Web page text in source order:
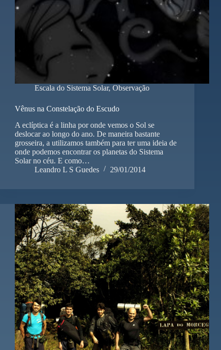
Escala do Sistema Solar, Observação
Vênus na Constelação do Escudo
A eclíptica é a linha por onde vemos o Sol se
deslocar ao longo do ano. De maneira bastante
grosseira, a utilizamos também para ter uma ideia de
onde podemos encontrar os planetas do Sistema
Solar no céu. E como…
Leandro L S Guedes
29/01/2014